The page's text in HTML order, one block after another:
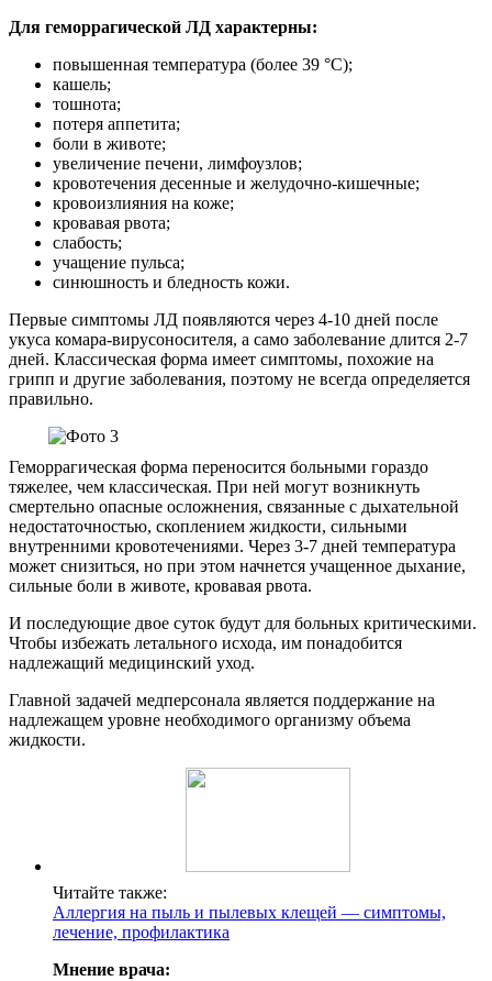
Для геморрагической ЛД характерны:
повышенная температура (более 39 °С);
кашель;
тошнота;
потеря аппетита;
боли в животе;
увеличение печени, лимфоузлов;
кровотечения десенные и желудочно-кишечные;
кровоизлияния на коже;
кровавая рвота;
слабость;
учащение пульса;
синюшность и бледность кожи.
Первые симптомы ЛД появляются через 4-10 дней после
укуса комара-вирусоносителя, а само заболевание длится 2-7
дней. Классическая форма имеет симптомы, похожие на
грипп и другие заболевания, поэтому не всегда определяется
правильно.
Геморрагическая форма переносится больными гораздо
тяжелее, чем классическая. При ней могут возникнуть
смертельно опасные осложнения, связанные с дыхательной
недостаточностью, скоплением жидкости, сильными
внутренними кровотечениями. Через 3-7 дней температура
может снизиться, но при этом начнется учащенное дыхание,
сильные боли в животе, кровавая рвота.
И последующие двое суток будут для больных критическими.
Чтобы избежать летального исхода, им понадобится
надлежащий медицинский уход.
Главной задачей медперсонала является поддержание на
надлежащем уровне необходимого организму объема
жидкости.
Читайте также:
Аллергия на пыль и пылевых клещей — симптомы,
лечение, профилактика
Мнение врача: